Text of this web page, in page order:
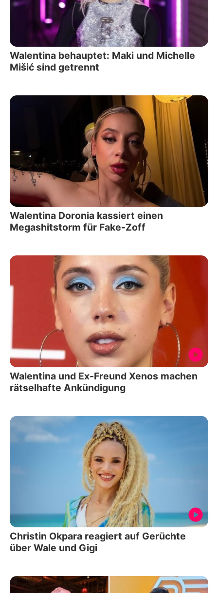
Walentina behauptet: Maki und Michelle
Mišić sind getrennt
Walentina Doronia kassiert einen
Megashitstorm für Fake-Zoff
Walentina und Ex-Freund Xenos machen
rätselhafte Ankündigung
Christin Okpara reagiert auf Gerüchte
über Wale und Gigi